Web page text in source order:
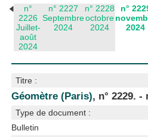
n°
2226
Juillet-
août
2024
n° 2227
Septembre
2024
n° 2228
octobre
2024
n°
2024
Titre :
Géomètre (Paris), n° 2229. -
Type de document :
Bulletin